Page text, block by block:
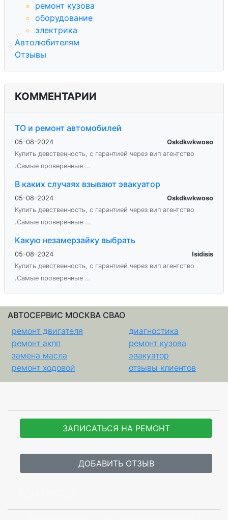
ремонт кузова
оборудование
электрика
Автолюбителям
Отзывы
КОММЕНТАРИИ
ТО и ремонт автомобилей
05-08-2024
Oskdkwkwoso
Купить девственность, с гарантией через вип агентство
.Самые проверенные ...
В каких случаях взывают эвакуатор
05-08-2024
Oskdkwkwoso
Купить девственность, с гарантией через вип агентство
.Самые проверенные ...
Какую незамерзайку выбрать
05-08-2024
Isidisis
Купить девственность, с гарантией через вип агентство
.Самые проверенные ...
АВТОСЕРВИС МОСКВА СВАО
ремонт двигателя
ремонт акпп
замена масла
ремонт ходовой
диагностика
ремонт кузова
эвакуатор
отзывы клиентов
ЗАПИСАТЬСЯ НА РЕМОНТ
ДОБАВИТЬ ОТЗЫВ